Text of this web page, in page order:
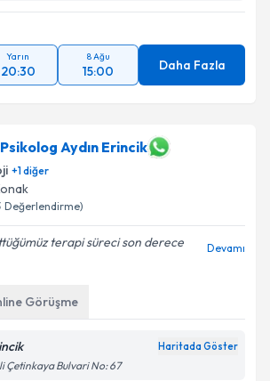
Yarın
20:30
8 Ağu
15:00 Daha Fazla
Aydın Erincik
+1diğer
Değerlendirme)
terapi süreci son derece
Devamı
Görüşme
Haritada Göster
Çetinkaya Bulvari No: 67